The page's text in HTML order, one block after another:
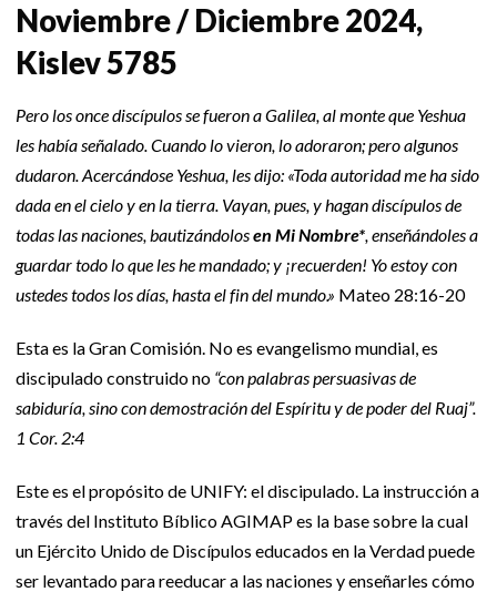
Noviembre / Diciembre 2024,
Kislev 5785
Pero los once discípulos se fueron a Galilea, al monte que Yeshua
les había señalado. Cuando lo vieron, lo adoraron; pero algunos
dudaron. Acercándose Yeshua, les dijo: «Toda autoridad me ha sido
dada en el cielo y en la tierra. Vayan, pues, y hagan discípulos de
todas las naciones, bautizándolosen Mi Nombre* , enseñándoles a
guardar todo lo que les he mandado; y ¡recuerden! Yo estoy con
ustedes todos los días, hasta el fin del mundo.» Mateo 28:16-20
Esta es la Gran Comisión. No es evangelismo mundial, es
discipulado construido no “con palabras persuasivas de
sabiduría, sino con demostración del Espíritu y de poder del Ruaj”.
1 Cor. 2:4
Este es el propósito de UNIFY: el discipulado. La instrucción a
través del Instituto Bíblico AGIMAP es la base sobre la cual
un Ejército Unido de Discípulos educados en la Verdad puede
ser levantado para reeducar a las naciones y enseñarles cómo